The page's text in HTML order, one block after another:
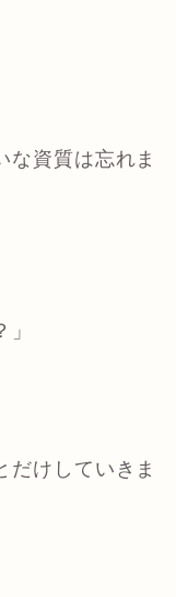
な資質は忘れま
だけしていきま